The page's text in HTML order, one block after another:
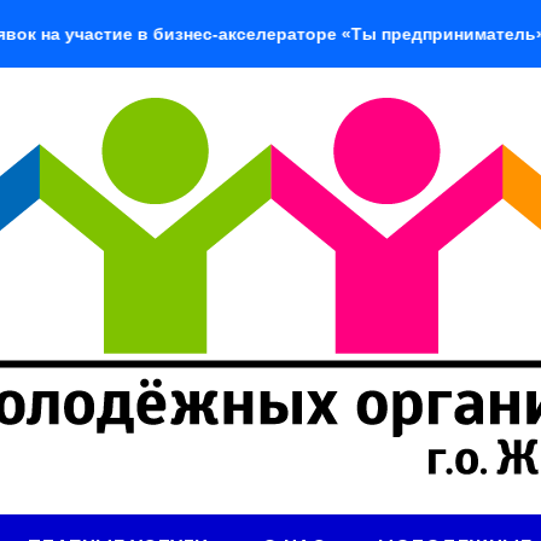
в бизнес-акселераторе «Ты предприниматель»